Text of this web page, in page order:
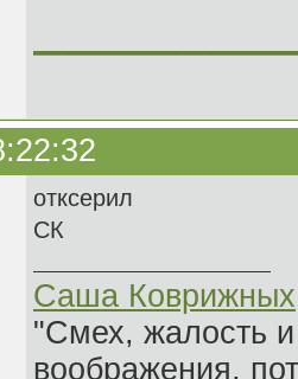
отксерил
СК
Саша Коврижных
"Смех, жалость
воображения,